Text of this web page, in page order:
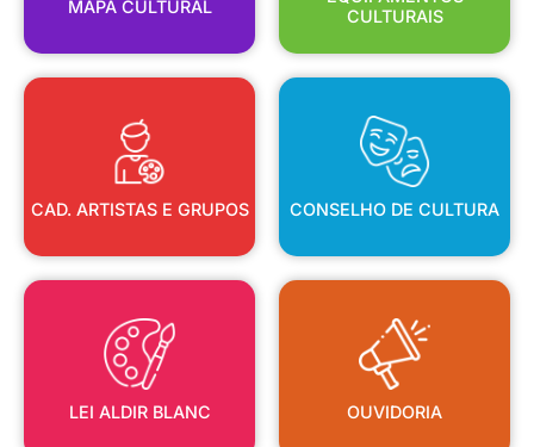
MAPA CULTURAL
CULTURAIS
CAD. ARTISTAS E GRUPOS
CAD. ARTISTAS E GRUPOS
CONSELHO DE CULTURA
CONSELHO DE CULTURA
LEI ALDIR BLANC
LEI ALDIR BLANC
OUVIDORIA
OUVIDORIA